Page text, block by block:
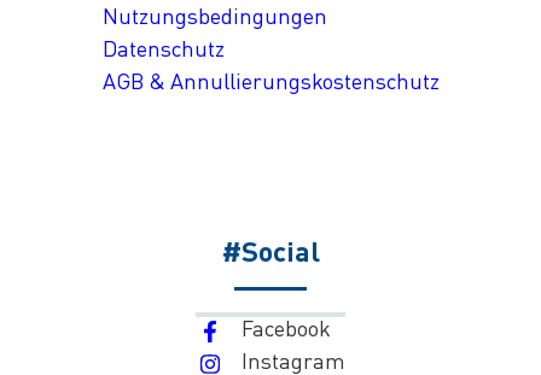
Nutzungsbedingungen
Datenschutz
AGB & Annullierungskostenschutz
#Social
Facebook
Instagram